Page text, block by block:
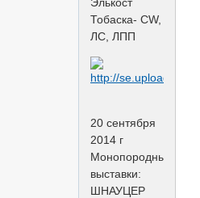
Тобаска- СW,
ЛС, ЛПП
20 сентября
2014 г
Монопородные
выставки:
ШНАУЦЕР